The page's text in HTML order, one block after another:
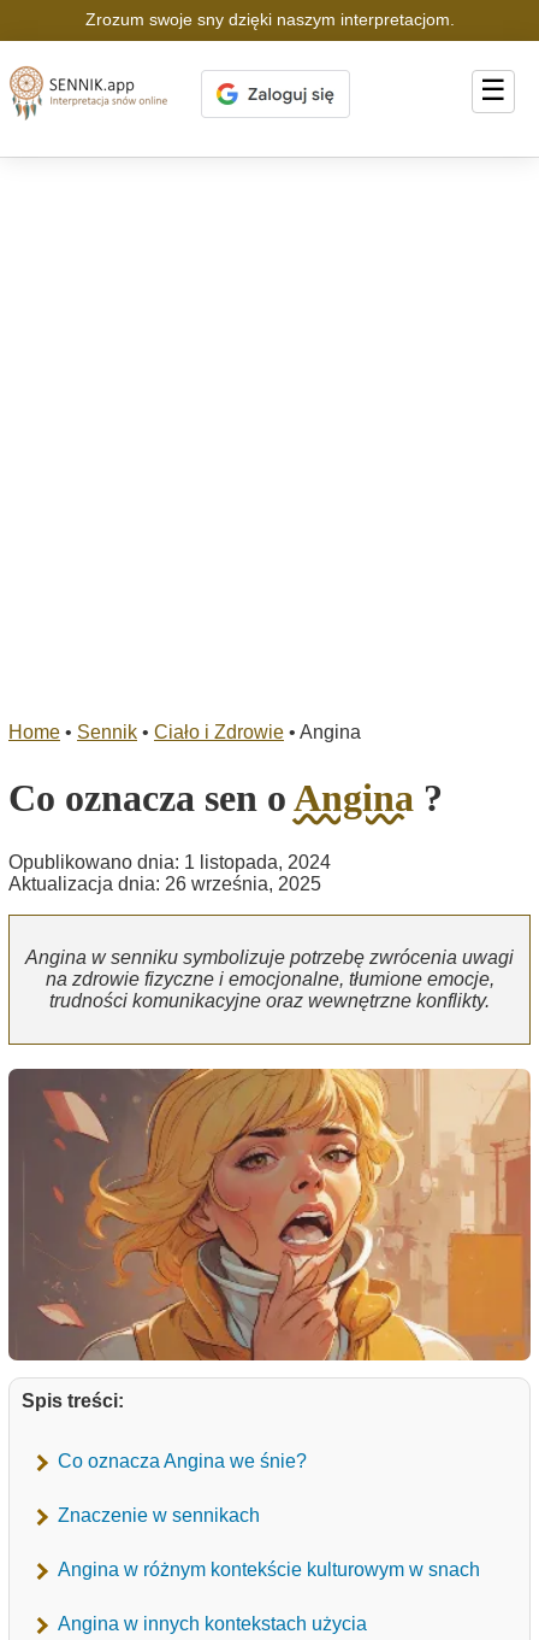
Zrozum swoje sny dzięki naszym interpretacjom.
☰
Home • Sennik • Ciało i Zdrowie • Angina
Co oznacza sen oAngina ?
Opublikowano dnia: 1 listopada, 2024
Aktualizacja dnia: 26 września, 2025
Angina w senniku symbolizuje potrzebę zwrócenia uwagi
na zdrowie fizyczne i emocjonalne, tłumione emocje,
trudności komunikacyjne oraz wewnętrzne konflikty.
Spis treści:
Co oznacza Angina we śnie?
Znaczenie w sennikach
Angina w różnym kontekście kulturowym w snach
Angina w innych kontekstach użycia